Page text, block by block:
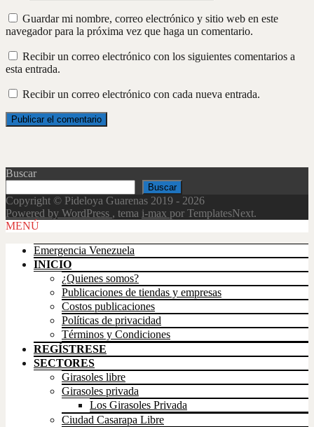
Guardar mi nombre, correo electrónico y sitio web en este
navegador para la próxima vez que haga un comentario.
Recibir un correo electrónico con los siguientes comentarios a
esta entrada.
Recibir un correo electrónico con cada nueva entrada.
Buscar
Buscar
Copyright © Pideloya Guarenas 2019 - 2026
Powered by WordPress , tema i-max por TemplatesNext.
Scroll
MENÚ
Emergencia Venezuela
INICIO
¿Quienes somos?
Publicaciones de tiendas y empresas
Costos publicaciones
Políticas de privacidad
Términos y Condiciones
REGÍSTRESE
SECTORES
Girasoles libre
Girasoles privada
Los Girasoles Privada
Ciudad Casarapa Libre